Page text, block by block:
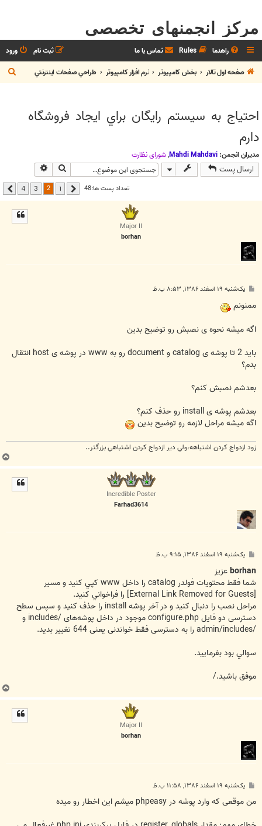
مرکز انجمنهای تخصصی
راهنما Rules تماس با ما ورود
ثبت نام
صفحه اول تالار
بخش كامپيوتر نرم افزار كامپيوتر طراحي صفحات اينترنتي
ج
س
احتياج به سيستم رايگان براي ايجاد فروشگاه
دارم
مدیران انجمن: Mahdi Mahdavi
,شوراي نظارت
ارسال پست جستجو
تعداد پست ها:48 قبلی 2
3
4 بعدی
Major II
borhan
پ
ت
یک‌شنبه ۱۹ اسفند ۱۳۸۶, ۸:۵۳ ب.ظ
ممنونم
اگه میشه نحوه ی نصبش رو توضیح بدین
باید 2 تا پوشه ی catalog و document رو به www در پوشه ی host انتقال
بدم؟
بعدشم نصبش کنم؟
بعدشم پوشه ی install رو حذف کنم؟
اگه میشه مراحل لازمه رو توضیح بدین
زود ازدواج کردن اشتباهه،ولي دير ازدواج کردن اشتباهي بزرگتر..
ب
ا
Incredible Poster
Farhad3614
پ
ت
یک‌شنبه ۱۹ اسفند ۱۳۸۶, ۹:۱۵ ب.ظ
borhanعزيز
شما فقط محتويات فولدر catalog را داخل www کپي کنيد و مسير
را فراخواني کنيد.
مراحل نصب را دنبال کنيد و در آخر پوشه install را حذف كنید و سپس سطح
دسترسی دو فایل configure.php موجود در داخل پوشه‌های /includes و
/admin/includes را به دسترسی فقط خواندنی یعنی 644 تغییر بديد.
سوالي بود بفرماييد.
موفق باشيد./
ب
ا
Major II
borhan
پ
ت
یک‌شنبه ۱۹ اسفند ۱۳۸۶, ۱۱:۵۸ ب.ظ
من موقعی که وارد پوشه در phpeasy میشم این اخطار رو میده